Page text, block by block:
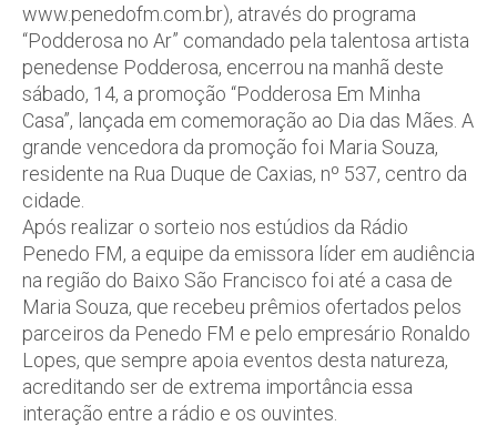
www.penedofm.com.br), através do programa
“Podderosa no Ar” comandado pela talentosa artista
penedense Podderosa, encerrou na manhã deste
sábado, 14, a promoção “Podderosa Em Minha
Casa”, lançada em comemoração ao Dia das Mães. A
grande vencedora da promoção foi Maria Souza,
residente na Rua Duque de Caxias, nº 537, centro da
cidade.
Após realizar o sorteio nos estúdios da Rádio
Penedo FM, a equipe da emissora líder em audiência
na região do Baixo São Francisco foi até a casa de
Maria Souza, que recebeu prêmios ofertados pelos
parceiros da Penedo FM e pelo empresário Ronaldo
Lopes, que sempre apoia eventos desta natureza,
acreditando ser de extrema importância essa
interação entre a rádio e os ouvintes.